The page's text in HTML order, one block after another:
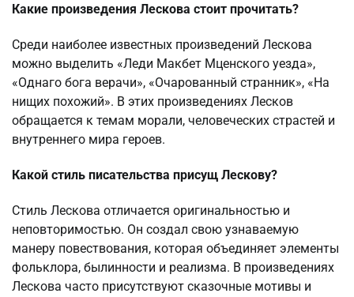
Какие произведения Лескова стоит прочитать?
Среди наиболее известных произведений Лескова
можно выделить «Леди Макбет Мценского уезда»,
«Однаго бога верачи», «Очарованный странник», «На
нищих похожий». В этих произведениях Лесков
обращается к темам морали, человеческих страстей и
внутреннего мира героев.
Какой стиль писательства присущ Лескову?
Стиль Лескова отличается оригинальностью и
неповторимостью. Он создал свою узнаваемую
манеру повествования, которая объединяет элементы
фольклора, былинности и реализма. В произведениях
Лескова часто присутствуют сказочные мотивы и